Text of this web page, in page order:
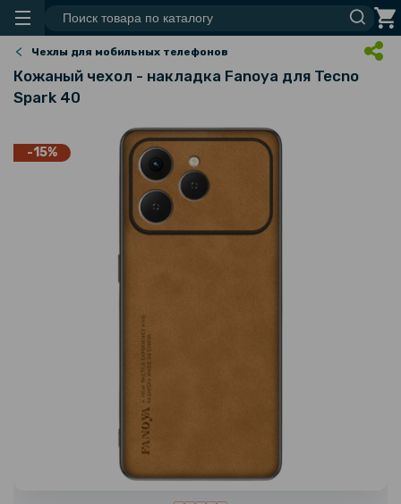
Чехлы для мобильных телефонов
Кожаный чехол - накладка Fanoya для Tecno
Spark 40
-15%